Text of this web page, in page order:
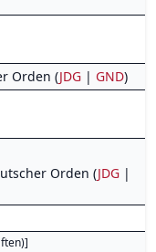
Orden (JDG | GND)
Orden (JDG |
]